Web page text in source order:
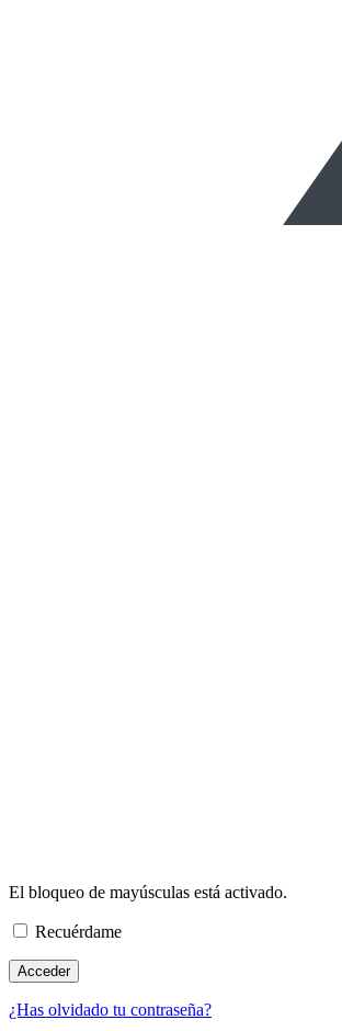
El bloqueo de mayúsculas está activado.
Recuérdame
¿Has olvidado tu contraseña?